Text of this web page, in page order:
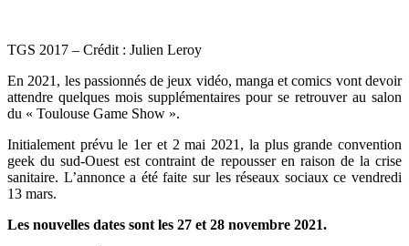
TGS 2017 – Crédit : Julien Leroy
En 2021, les passionnés de jeux vidéo, manga et comics vont devoir
attendre quelques mois supplémentaires pour se retrouver au salon
du « Toulouse Game Show ».
Initialement prévu le 1er et 2 mai 2021, la plus grande convention
geek du sud-Ouest est contraint de repousser en raison de la crise
sanitaire. L’annonce a été faite sur les réseaux sociaux ce vendredi
13 mars.
Les nouvelles dates sont les 27 et 28 novembre 2021.